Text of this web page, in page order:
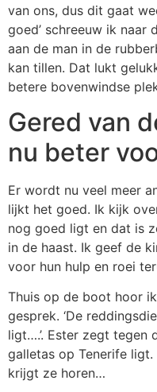
van ons, dus dit gaat
goed’ schreeuw ik naar
aan de man in de
kan tillen. Dat lukt
betere bovenwindse
Gered van
nu beter
Er wordt nu veel meer
lijkt het goed. Ik kijk
nog goed ligt en dat is
in de haast. Ik geef de
voor hun hulp en roei
Thuis op de boot hoor
gesprek. ‘De
ligt….’. Ester zegt tegen
galletas op Tenerife ligt.
krijgt ze horen…